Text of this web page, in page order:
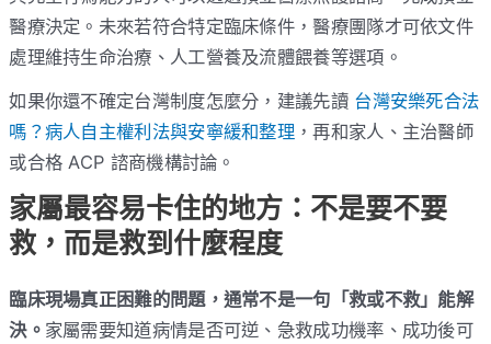
醫療決定。未來若符合特定臨床條件，醫療團隊才可依文件
處理維持生命治療、人工營養及流體餵養等選項。
如果你還不確定台灣制度怎麼分，建議先讀 台灣安樂死合法
嗎？病人自主權利法與安寧緩和整理 ，再和家人、主治醫師
或合格 ACP 諮商機構討論。
家屬最容易卡住的地方：不是要不要
救，而是救到什麼程度
臨床現場真正困難的問題，通常不是一句「救或不救」能解
決。 家屬需要知道病情是否可逆、急救成功機率、成功後可